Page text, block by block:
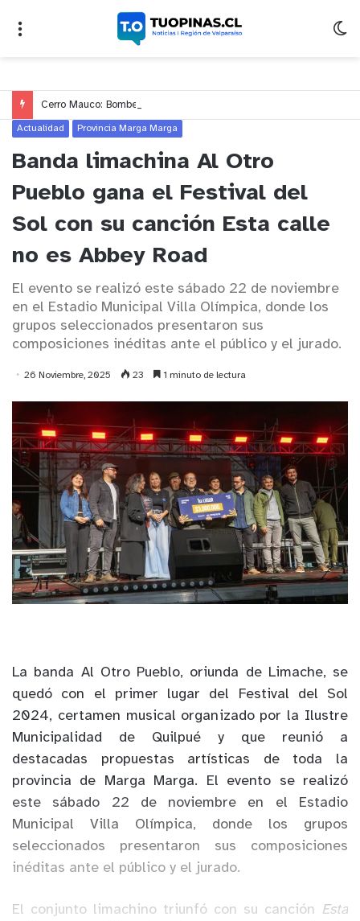
Actualidad Provincia Marga Marga
Banda limachina Al Otro
Pueblo gana el Festival del
Sol con su canción Esta calle
no es Abbey Road
El evento se realizó este sábado 22 de noviembre
en el Estadio Municipal Villa Olímpica, donde los
grupos seleccionados presentaron sus
composiciones inéditas ante el público y el jurado.
26 Noviembre, 2025 23 1 minuto de lectura
La banda Al Otro Pueblo, oriunda de Limache, se
quedó con el primer lugar del Festival del Sol
2024, certamen musical organizado por la Ilustre
Municipalidad de Quilpué y que reunió a
destacadas propuestas artísticas de toda la
provincia de Marga Marga. El evento se realizó
este sábado 22 de noviembre en el Estadio
Municipal Villa Olímpica, donde los grupos
seleccionados presentaron sus composiciones
inéditas ante el público y el jurado.
El conjunto limachino triunfó con su canción Esta